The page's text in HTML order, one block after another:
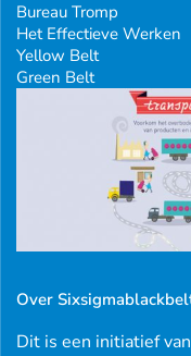
Bureau Tromp
Het Effectieve Werken
Yellow Belt
Green Belt
Over
Dit is een initiatief